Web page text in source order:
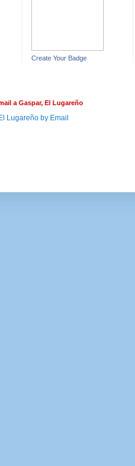
Create Your Badge
a Gaspar, El Lugareño
Lugareño by Email